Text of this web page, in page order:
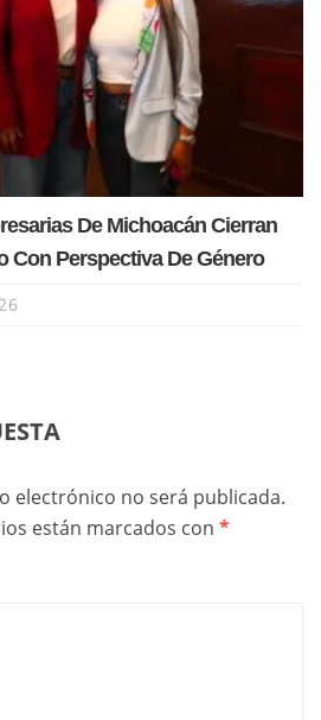
De Michoacán Cierran
Con Perspectiva De Género
electrónico no será publicada.
están marcados con *